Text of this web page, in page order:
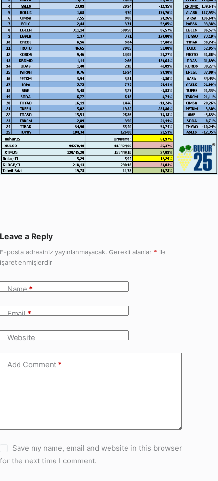
Leave a Reply
E-posta adresiniz yayınlanmayacak. Gerekli alanlar * ile
işaretlenmişlerdir
Name*
Email*
Website
Add Comment *
Save my name, email and website in this browser
for the next time I comment.